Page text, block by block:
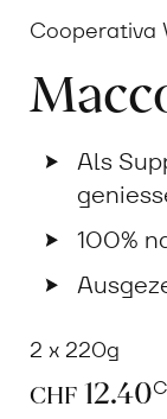
Cooperativa
Als
100%
2 x 220g
CHF 12.40